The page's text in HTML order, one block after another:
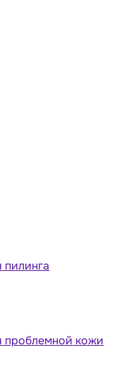
пилинга
проблемной кожи